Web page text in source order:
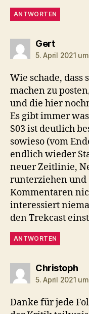
ANTWORTEN
Gertsagt:
5. April 2021
Wie schade, dass
machen zu
und die hier
Es gibt immer
S03 ist deutlich
sowieso (vom
endlich wieder
neuer Zeitlinie,
runterziehen und
Kommentaren
interessiert
den Trekcast
ANTWORTEN
Christoph
5. April 2021
Danke für jede